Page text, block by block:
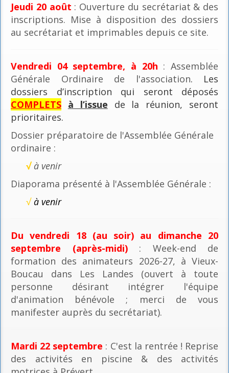
Jeudi 20 août : Ouverture du secrétariat & des
inscriptions. Mise à disposition des dossiers
au secrétariat et imprimables depuis ce site.
Vendredi 04 septembre, à 20h : Assemblée
Générale Ordinaire de l'association. Les
dossiers d’inscription qui seront déposés
COMPLETS à l’issue de la réunion, seront
prioritaires.
Dossier préparatoire de l'Assemblée Générale
ordinaire :
√ à venir
Diaporama présenté à l'Assemblée Générale :
√à venir
Du vendredi 18 (au soir) au dimanche 20
septembre (après-midi): Week-end de
formation des animateurs 2026-27, à Vieux-
Boucau dans Les Landes (ouvert à toute
personne désirant intégrer l'équipe
d'animation bénévole ; merci de vous
manifester auprès du secrétariat).
Mardi 22 septembre : C'est la rentrée ! Reprise
des activités en piscine & des activités